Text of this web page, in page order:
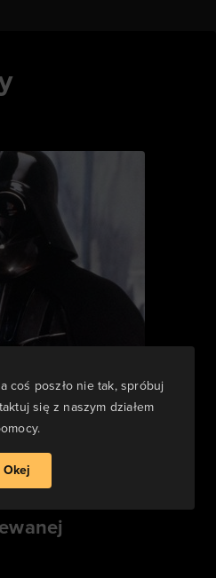
nieco
z
wojen powraca
coś poszło nie tak, spróbuj
się z naszym działem
Okej